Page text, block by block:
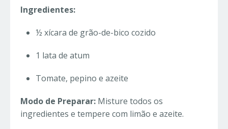
Ingredientes:
½ xícara de grão-de-bico cozido
1 lata de atum
Tomate, pepino e azeite
Modo de Preparar: Misture todos os
ingredientes e tempere com limão e azeite.